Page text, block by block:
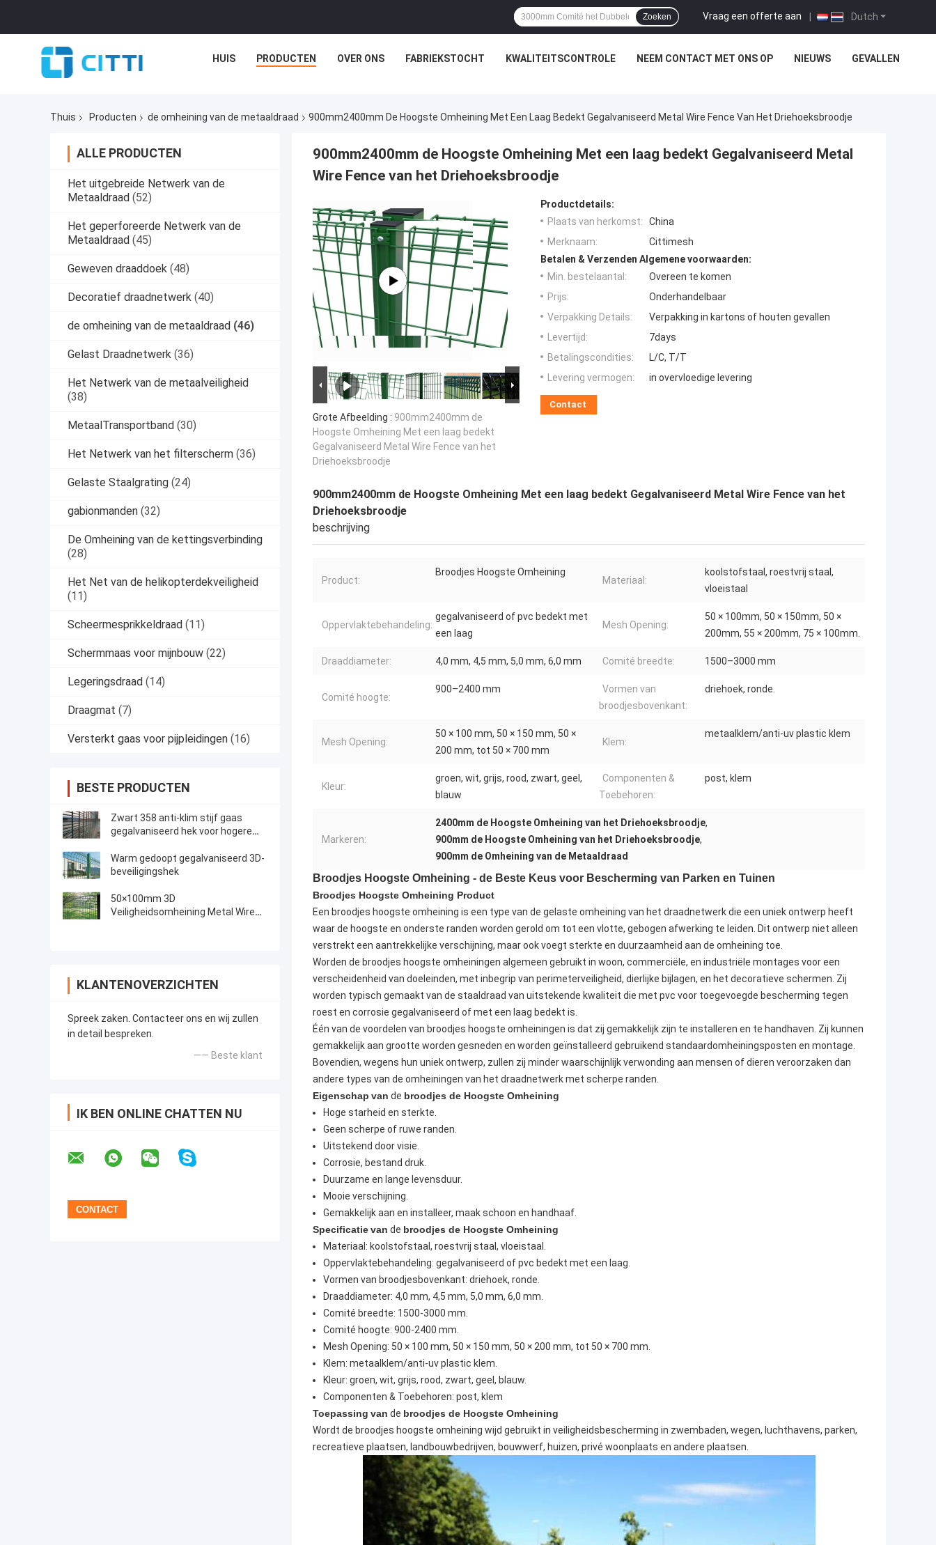
Dutch
Vraag een offerte aan |
Zoeken
HUIS PRODUCTEN OVER ONS FABRIEKSTOCHT KWALITEITSCONTROLE NEEM CONTACT MET ONS OP NIEUWS GEVALLEN
Thuis Producten de omheining van de metaaldraad 900mm2400mm De Hoogste Omheining Met Een Laag Bedekt Gegalvaniseerd Metal Wire Fence Van Het Driehoeksbroodje
ALLE PRODUCTEN
Het uitgebreide Netwerk van de
Metaaldraad (52)
Het geperforeerde Netwerk van de
Metaaldraad (45)
Geweven draaddoek (48)
Decoratief draadnetwerk (40)
de omheining van de metaaldraad (46)
Gelast Draadnetwerk (36)
Het Netwerk van de metaalveiligheid
(38)
MetaalTransportband (30)
Het Netwerk van het filterscherm (36)
Gelaste Staalgrating (24)
gabionmanden (32)
De Omheining van de kettingsverbinding
(28)
Het Net van de helikopterdekveiligheid
(11)
Scheermesprikkeldraad (11)
Schermmaas voor mijnbouw (22)
Legeringsdraad (14)
Draagmat (7)
Versterkt gaas voor pijpleidingen (16)
BESTE PRODUCTEN
Zwart 358 anti-klim stijf gaas
gegalvaniseerd hek voor hogere
Warm gedoopt gegalvaniseerd 3D-
beveiligingshek
50×100mm 3D
Veiligheidsomheining Metal Wire
KLANTENOVERZICHTEN
Spreek zaken. Contacteer ons en wij zullen
in detail bespreken.
—— Beste klant
IK BEN ONLINE CHATTEN NU
900mm2400mm de Hoogste Omheining Met een laag bedekt Gegalvaniseerd Metal
Wire Fence van het Driehoeksbroodje
Grote Afbeelding : 900mm2400mm de
Hoogste Omheining Met een laag bedekt
Gegalvaniseerd Metal Wire Fence van het
Driehoeksbroodje
Productdetails:
Plaats van herkomst:
China
Merknaam:
Cittimesh
Betalen & Verzenden Algemene voorwaarden:
Min. bestelaantal:
Overeen te komen
Prijs:
Onderhandelbaar
Verpakking Details:
Verpakking in kartons of houten gevallen
Levertijd:
7days
Betalingscondities:
L/C, T/T
Levering vermogen:
in overvloedige levering
Contact
900mm2400mm de Hoogste Omheining Met een laag bedekt Gegalvaniseerd Metal Wire Fence van het
Driehoeksbroodje
beschrijving
Product:
Broodjes Hoogste Omheining
Materiaal:
koolstofstaal, roestvrij staal,
vloeistaal
Oppervlaktebehandeling:
gegalvaniseerd of pvc bedekt met
een laag
Mesh Opening:
50 × 100mm, 50 × 150mm, 50 ×
200mm, 55 × 200mm, 75 × 100mm.
Draaddiameter: 4,0 mm, 4,5 mm, 5,0 mm, 6,0 mm Comité breedte: 1500–3000 mm
Comité hoogte:
900–2400 mm
Vormen van
broodjesbovenkant:
driehoek, ronde.
Mesh Opening:
50 × 100 mm, 50 × 150 mm, 50 ×
200 mm, tot 50 × 700 mm
Klem:
metaalklem/anti-uv plastic klem
Kleur:
groen, wit, grijs, rood, zwart, geel,
blauw
Componenten &
Toebehoren:
post, klem
Markeren:
2400mm de Hoogste Omheining van het Driehoeksbroodje,
900mm de Hoogste Omheining van het Driehoeksbroodje,
900mm de Omheining van de Metaaldraad
Broodjes Hoogste Omheining - de Beste Keus voor Bescherming van Parken en Tuinen
Broodjes Hoogste Omheining Product
Een broodjes hoogste omheining is een type van de gelaste omheining van het draadnetwerk die een uniek ontwerp heeft
waar de hoogste en onderste randen worden gerold om tot een vlotte, gebogen afwerking te leiden. Dit ontwerp niet alleen
verstrekt een aantrekkelijke verschijning, maar ook voegt sterkte en duurzaamheid aan de omheining toe.
Worden de broodjes hoogste omheiningen algemeen gebruikt in woon, commerciële, en industriële montages voor een
verscheidenheid van doeleinden, met inbegrip van perimeterveiligheid, dierlijke bijlagen, en het decoratieve schermen. Zij
worden typisch gemaakt van de staaldraad van uitstekende kwaliteit die met pvc voor toegevoegde bescherming tegen
roest en corrosie gegalvaniseerd of met een laag bedekt is.
Één van de voordelen van broodjes hoogste omheiningen is dat zij gemakkelijk zijn te installeren en te handhaven. Zij kunnen
gemakkelijk aan grootte worden gesneden en worden geïnstalleerd gebruikend standaardomheiningsposten en montage.
Bovendien, wegens hun uniek ontwerp, zullen zij minder waarschijnlijk verwonding aan mensen of dieren veroorzaken dan
andere types van de omheiningen van het draadnetwerk met scherpe randen.
Eigenschap van de broodjes de Hoogste Omheining
Hoge starheid en sterkte.
Geen scherpe of ruwe randen.
Uitstekend door visie.
Corrosie, bestand druk.
Duurzame en lange levensduur.
Mooie verschijning.
Gemakkelijk aan en installeer, maak schoon en handhaaf.
Specificatievan de broodjes de Hoogste Omheining
Materiaal: koolstofstaal, roestvrij staal, vloeistaal.
Oppervlaktebehandeling: gegalvaniseerd of pvc bedekt met een laag.
Vormen van broodjesbovenkant: driehoek, ronde.
Draaddiameter: 4,0 mm, 4,5 mm, 5,0 mm, 6,0 mm.
Comité breedte: 1500-3000 mm.
Comité hoogte: 900-2400 mm.
Mesh Opening: 50 × 100 mm, 50 × 150 mm, 50 × 200 mm, tot 50 × 700 mm.
Klem: metaalklem/anti-uv plastic klem.
Kleur: groen, wit, grijs, rood, zwart, geel, blauw.
Componenten & Toebehoren: post, klem
Toepassing van de broodjes de Hoogste Omheining
Wordt de broodjes hoogste omheining wijd gebruikt in veiligheidsbescherming in zwembaden, wegen, luchthavens, parken,
recreatieve plaatsen, landbouwbedrijven, bouwwerf, huizen, privé woonplaats en andere plaatsen.